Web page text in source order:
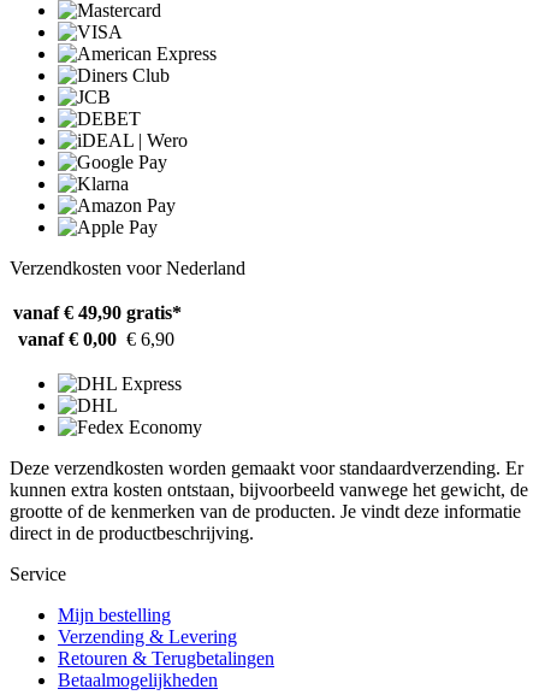
Verzendkosten voor Nederland
vanaf € 49,90 gratis*
vanaf € 0,00 € 6,90
Deze verzendkosten worden gemaakt voor standaardverzending. Er
kunnen extra kosten ontstaan, bijvoorbeeld vanwege het gewicht, de
grootte of de kenmerken van de producten. Je vindt deze informatie
direct in de productbeschrijving.
Service
Mijn bestelling
Verzending & Levering
Retouren & Terugbetalingen
Betaalmogelijkheden